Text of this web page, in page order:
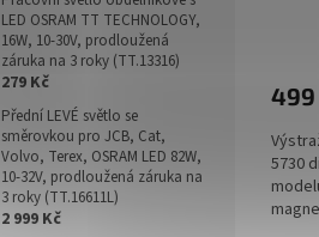
LED OSRAM TT TECHNOLOGY,
16W, 10-30V, prodloužená
záruka na 3 roky (TT.13316)
279 Kč
Přední LEVÉ světlo se
směrovkou pro JCB, Cat,
Volvo, Terex, OSRAM LED 82W,
10-32V, prodloužená záruka na
3 roky (TT.16611L)
2 999 Kč
499
5730